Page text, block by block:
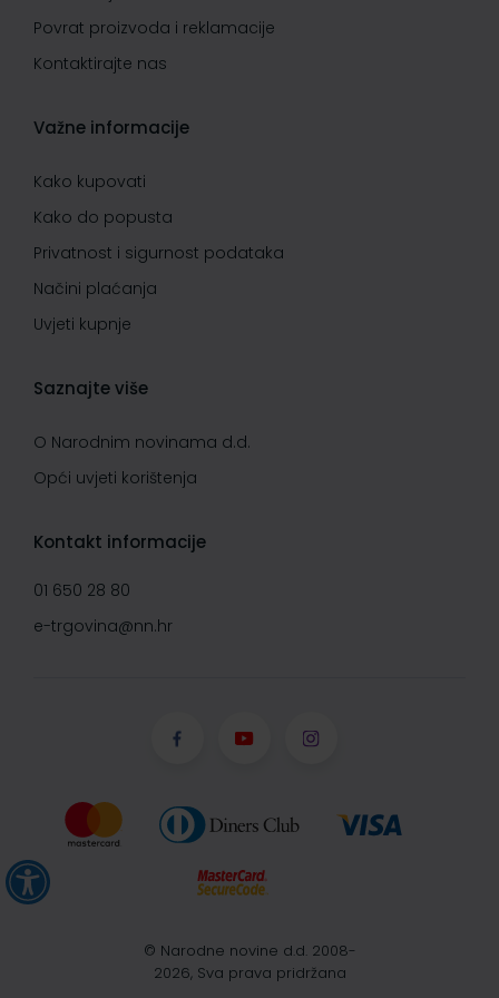
Povrat proizvoda i reklamacije
Kontaktirajte nas
Važne informacije
Kako kupovati
Kako do popusta
Privatnost i sigurnost podataka
Načini plaćanja
Uvjeti kupnje
Saznajte više
O Narodnim novinama d.d.
Opći uvjeti korištenja
Kontakt informacije
01 650 28 80
e-trgovina@nn.hr
© Narodne novine d.d. 2008-
2026, Sva prava pridržana